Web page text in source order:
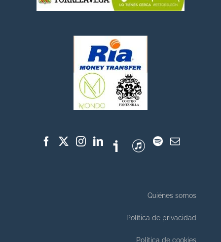
Quiénes somos
Política de privacidad
Política de cookies